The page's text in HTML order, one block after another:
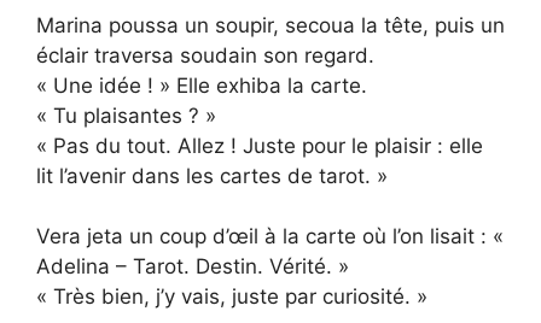
Marina poussa un soupir, secoua la tête, puis un
éclair traversa soudain son regard.
« Une idée ! » Elle exhiba la carte.
« Tu plaisantes ? »
« Pas du tout. Allez ! Juste pour le plaisir : elle
lit l’avenir dans les cartes de tarot. »
Vera jeta un coup d’œil à la carte où l’on lisait : «
Adelina – Tarot. Destin. Vérité. »
« Très bien, j’y vais, juste par curiosité. »